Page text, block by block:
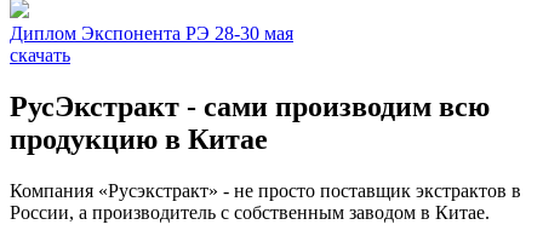
Диплом Экспонента РЭ 28-30 мая
скачать
РусЭкстракт - сами производим всю
продукцию в Китае
Компания «Русэкстракт» - не просто поставщик экстрактов в
России, а производитель с собственным заводом в Китае.